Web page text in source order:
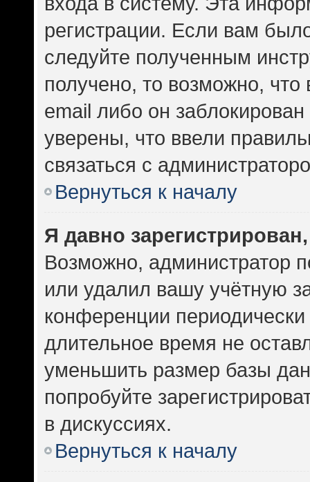
регистрации. Если вам
следуйте полученным
получено, то возможно,
email либо он
уверены, что ввели
связаться с
Вернуться к началу
Я давно
Возможно, администратор
или удалил вашу учётную
конференции
длительное время не
уменьшить размер базы
попробуйте
в дискуссиях.
Вернуться к началу